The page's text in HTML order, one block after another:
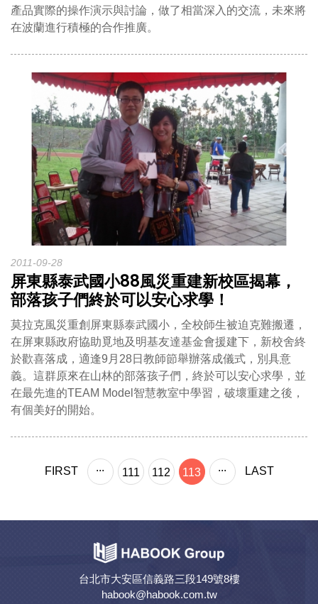
產品實際的操作演示與討論，做了相當深入的交流，未來將
在波蘭進行積極的合作推廣。
2011-09-28
屏東縣泰武國小88風災重建新校區揭幕，
部落孩子們終於可以安心求學！
莫拉克風災重創屏東縣泰武國小，全校師生被迫克難搬遷，
在屏東縣政府協助覓地及明基友達基金會援建下，新校舍終
於歡喜落成，適逢9月28日教師節舉辦落成儀式，別具意
義。這群原來在山林的部落孩子們，終於可以安心求學，並
在最先進的TEAM Model智慧教室中學習，破壞重建之後，
有個美好的開始。
FIRST ... 111 112 113 ... LAST
台北市大安區信義路三段149號8樓
habook@habook.com.tw